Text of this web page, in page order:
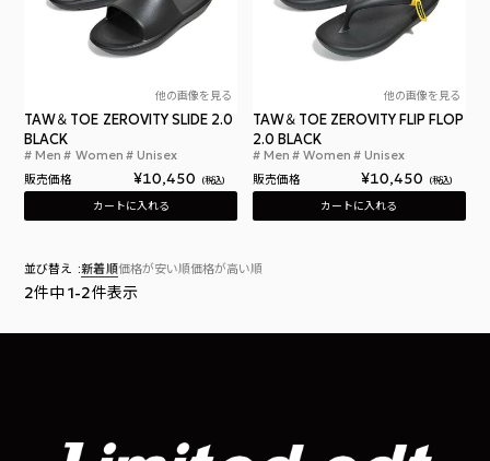
他の画像を見る
トー＆トー サンダル ゼロビティ スライド 2.0 ブ
TAW＆TOE ZEROVITY SLIDE 2.0
BLACK
Men Women Unisex
販売価格 ¥10,450 税込
カートに入れる
他の画像を見る
TAW＆TOE ZEROVITY FLIP FLOP
2.0 BLACK
Men Women Unisex
販売価格 ¥10,450 税込
カートに入れる
並び替え 新着順価格が安い順価格が高い順
2件中1-2件表示